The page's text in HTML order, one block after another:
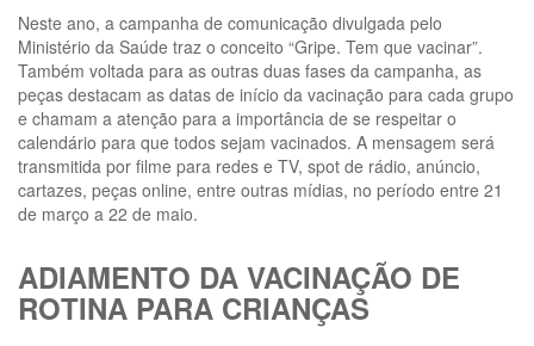
Neste ano, a campanha de comunicação divulgada pelo
Ministério da Saúde traz o conceito “Gripe. Tem que vacinar”.
Também voltada para as outras duas fases da campanha, as
peças destacam as datas de início da vacinação para cada grupo
e chamam a atenção para a importância de se respeitar o
calendário para que todos sejam vacinados. A mensagem será
transmitida por filme para redes e TV, spot de rádio, anúncio,
cartazes, peças online, entre outras mídias, no período entre 21
de março a 22 de maio.
ADIAMENTO DA VACINAÇÃO DE
ROTINA PARA CRIANÇAS